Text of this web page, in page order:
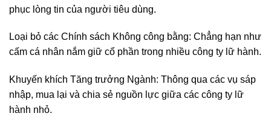
phục lòng tin của người tiêu dùng.
Loại bỏ các Chính sách Không công bằng: Chẳng hạn như
cấm cá nhân nắm giữ cổ phần trong nhiều công ty lữ hành.
Khuyến khích Tăng trưởng Ngành: Thông qua các vụ sáp
nhập, mua lại và chia sẻ nguồn lực giữa các công ty lữ
hành nhỏ.